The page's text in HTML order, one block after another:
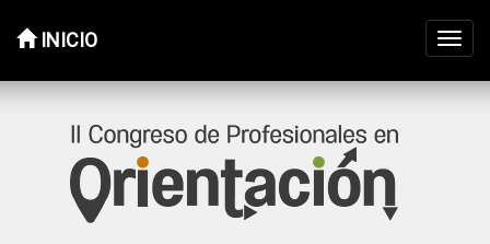
Saltar
INICIO